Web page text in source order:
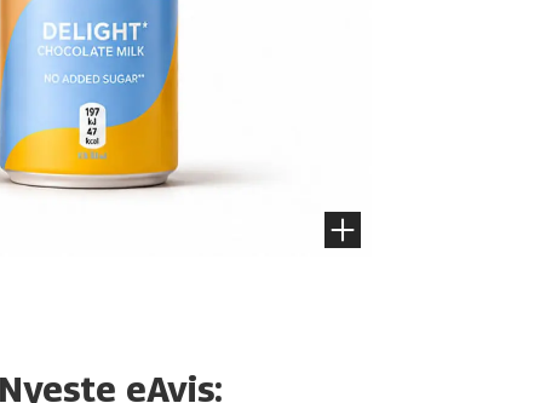
Nyeste eAvis: